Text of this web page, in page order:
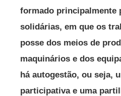
formado principalmente
solidárias, em que os
posse dos meios de
maquinários e dos
há autogestão, ou seja,
participativa e uma